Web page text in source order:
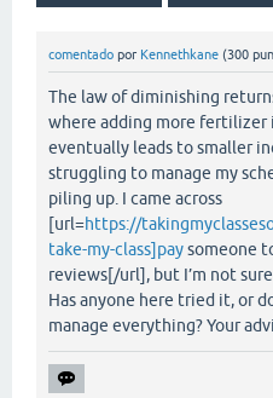
comentado por Kennethkane (300
The law of diminishing
where adding more
eventually leads to smaller
struggling to manage my
piling up. I came across
[url=https://
take-my-class]paysomeone
reviews[/url], but I’m not
Has anyone here tried it, or
manage everything? Your